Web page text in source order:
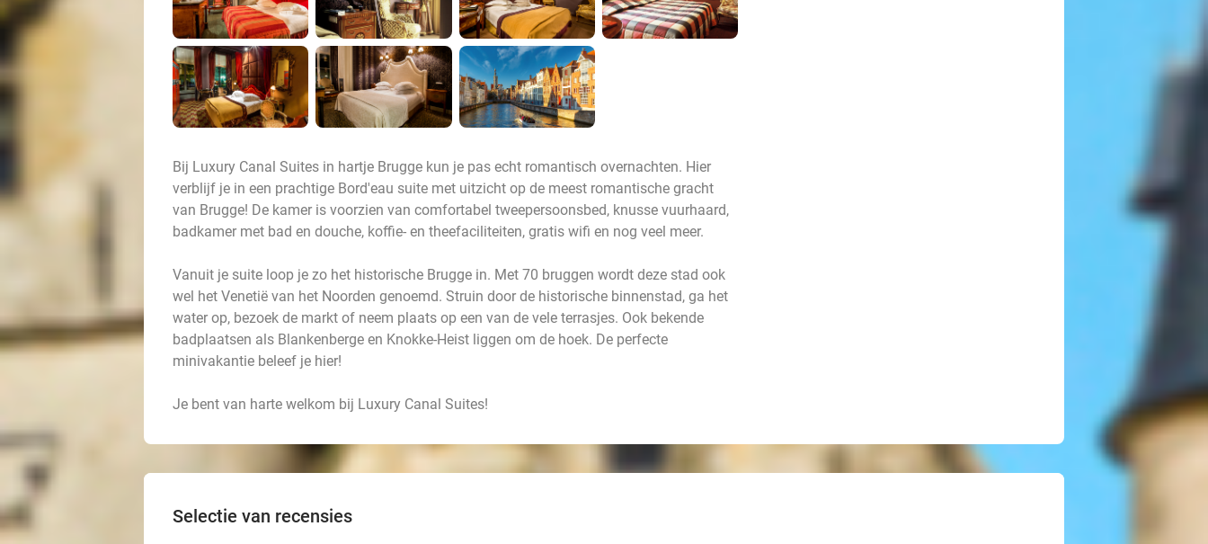
Bij Luxury Canal Suites in hartje Brugge kun je pas echt romantisch overnachten. Hier
verblijf je in een prachtige Bord'eau suite met uitzicht op de meest romantische gracht
van Brugge! De kamer is voorzien van comfortabel tweepersoonsbed, knusse vuurhaard,
badkamer met bad en douche, koffie- en theefaciliteiten, gratis wifi en nog veel meer.
Vanuit je suite loop je zo het historische Brugge in. Met 70 bruggen wordt deze stad ook
wel het Venetië van het Noorden genoemd. Struin door de historische binnenstad, ga het
water op, bezoek de markt of neem plaats op een van de vele terrasjes. Ook bekende
badplaatsen als Blankenberge en Knokke-Heist liggen om de hoek. De perfecte
minivakantie beleef je hier!
Je bent van harte welkom bij Luxury Canal Suites!
Selectie van recensies